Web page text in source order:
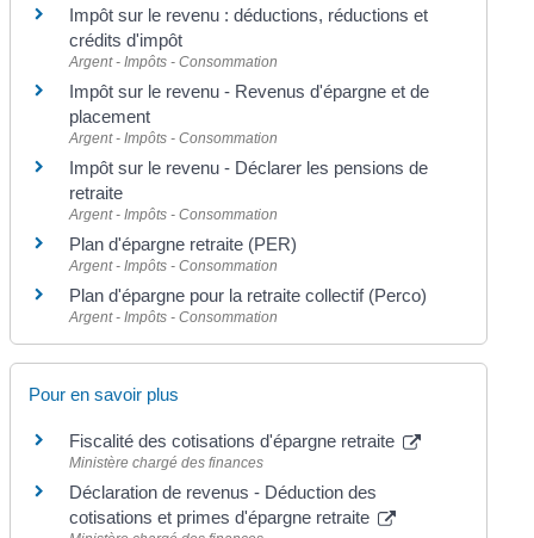
Impôt sur le revenu : déductions, réductions et
crédits d'impôt
Argent - Impôts - Consommation
Impôt sur le revenu - Revenus d'épargne et de
placement
Argent - Impôts - Consommation
Impôt sur le revenu - Déclarer les pensions de
retraite
Argent - Impôts - Consommation
Plan d'épargne retraite (PER)
Argent - Impôts - Consommation
Plan d'épargne pour la retraite collectif (Perco)
Argent - Impôts - Consommation
Pour en savoir plus
Fiscalité des cotisations d'épargne retraite
Ministère chargé des finances
Déclaration de revenus - Déduction des
cotisations et primes d'épargne retraite